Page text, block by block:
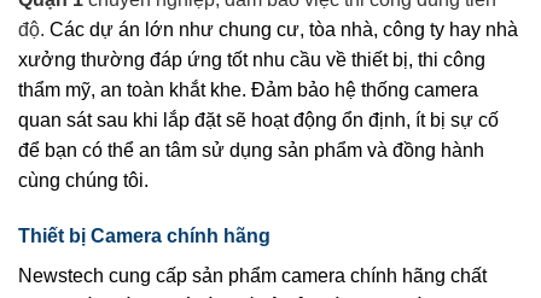
độ. Các dự án lớn như chung cư, tòa nhà, công ty hay nhà
xưởng thường đáp ứng tốt nhu cầu về thiết bị, thi công
thẩm mỹ, an toàn khắt khe. Đảm bảo hệ thống camera
quan sát sau khi lắp đặt sẽ hoạt động ổn định, ít bị sự cố
để bạn có thể an tâm sử dụng sản phẩm và đồng hành
cùng chúng tôi.
Thiết bị Camera chính hãng
Newstech cung cấp sản phẩm camera chính hãng chất